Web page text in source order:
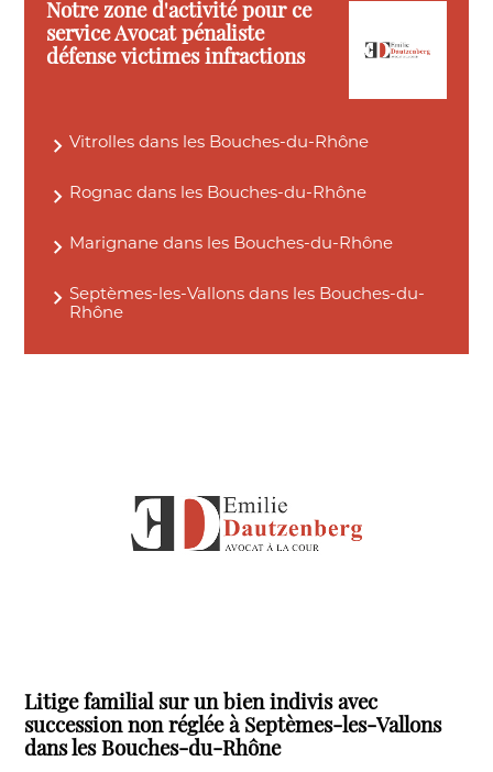
Notre zone d'activité pour ce
service Avocat pénaliste
défense victimes infractions
Vitrolles dans les Bouches-du-Rhône
Rognac dans les Bouches-du-Rhône
Marignane dans les Bouches-du-Rhône
Septèmes-les-Vallons dans les Bouches-du-
Rhône
Litige familial sur un bien indivis avec
succession non réglée à Septèmes-les-Vallons
dans les Bouches-du-Rhône